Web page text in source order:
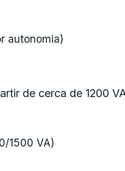
autonomia)
de cerca de 1200
1500 VA)